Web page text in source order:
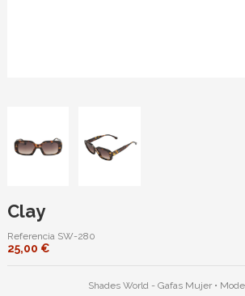
Clay
Referencia SW-280
25,00 €
Shades World - Gafas Mujer •